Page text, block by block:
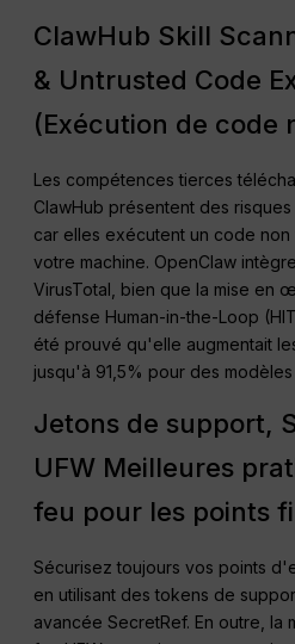
ClawHub Skill
& Untrusted Code
(Exécution de code
Les compétences tierces
ClawHub présentent des
car elles exécutent un code
votre machine. OpenClaw
VirusTotal, bien que la mise en
défense Human-in-the-Loop
été prouvé qu'elle augmentait
jusqu'à 91,5% pour des
Jetons de support,
UFW Meilleures
feu pour les points
Sécurisez toujours vos points
en utilisant des tokens de
avancée SecretRef. En outre,